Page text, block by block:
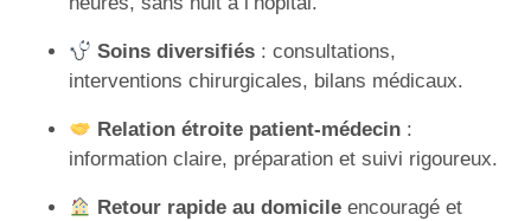
Soins diversifiés : consultations,
interventions chirurgicales, bilans médicaux.
Relation étroite patient-médecin :
information claire, préparation et suivi rigoureux.
Retour rapide au domicile encouragé et